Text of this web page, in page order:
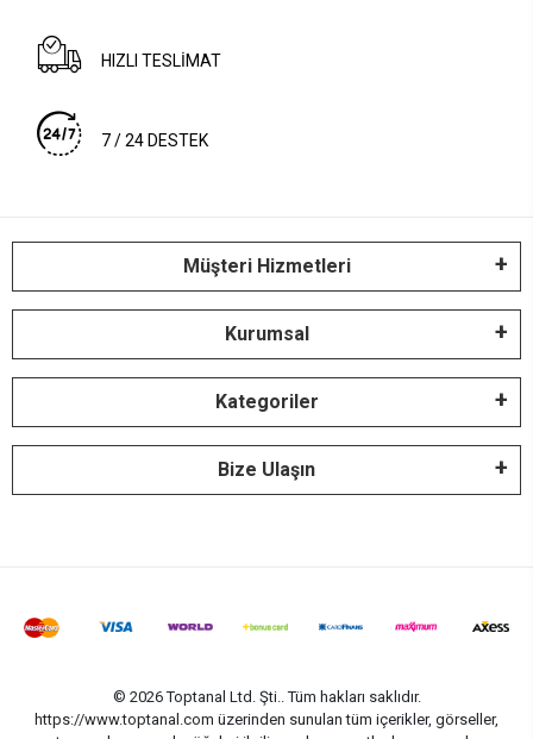
HIZLI TESLİMAT
7 / 24 DESTEK
Müşteri Hizmetleri
Kurumsal
Kategoriler
Bize Ulaşın
© 2026 Toptanal Ltd. Şti.. Tüm hakları saklıdır.
https://www.toptanal.com üzerinden sunulan tüm içerikler, görseller,